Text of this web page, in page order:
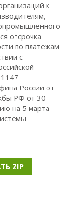
к
отсрочка
по платежам
с
России от
РФ от 30
на 5 марта
ZIP